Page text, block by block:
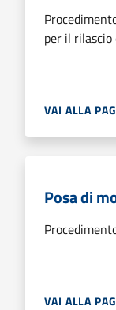
per il
VAI ALLA
Posa di
VAI ALLA